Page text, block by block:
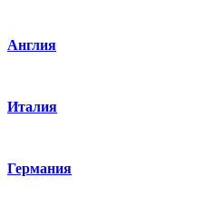
Англия
Италия
Германия